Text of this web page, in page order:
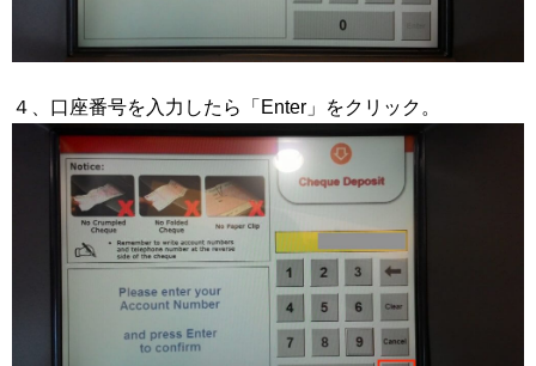
４、口座番号を入力したら「Enter」をクリック。